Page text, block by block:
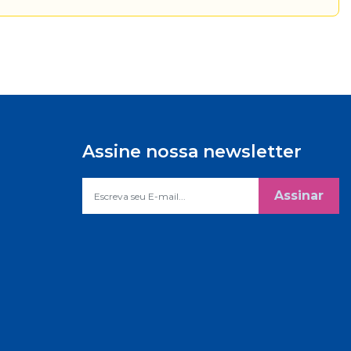
Assine nossa newsletter
Assinar